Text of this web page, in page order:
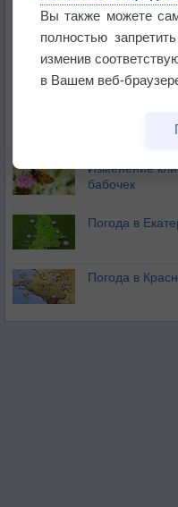
Приложение
Атмосфера
Изменение
бабочек
Погода в
Погода в
Вы также можете
полностью
изменив
в Вашем веб-